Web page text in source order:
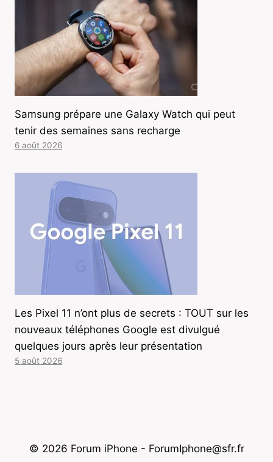
Samsung prépare une Galaxy Watch qui peut
tenir des semaines sans recharge
6 août 2026
Les Pixel 11 n’ont plus de secrets : TOUT sur les
nouveaux téléphones Google est divulgué
quelques jours après leur présentation
5 août 2026
© 2026 Forum iPhone - ForumIphone@sfr.fr